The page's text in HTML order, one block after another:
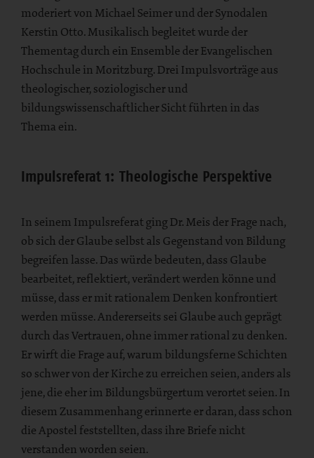
moderiert von Michael Seimer und der Synodalen
Kerstin Otto. Musikalisch begleitet wurde der
Thementag durch ein Ensemble der Evangelischen
Hochschule in Moritzburg. Drei Impulsvorträge aus
theologischer, soziologischer und
bildungswissenschaftlicher Sicht führten in das
Thema ein.
Impulsreferat 1: Theologische Perspektive
In seinem Impulsreferat ging Dr. Meis der Frage nach,
ob sich der Glaube selbst als Gegenstand von Bildung
begreifen lasse. Das würde bedeuten, dass Glaube
bearbeitet, reflektiert, verändert werden könne und
müsse, dass er mit rationalem Denken konfrontiert
werden müsse. Andererseits sei Glaube auch geprägt
durch das Vertrauen, ohne immer rational zu denken.
Er wirft die Frage auf, warum bildungsferne Schichten
so schwer von der Kirche zu erreichen seien, anders als
jene, die eher im Bildungsbürgertum verortet seien. In
diesem Zusammenhang erinnerte er daran, dass schon
die Apostel feststellten, dass ihre Briefe nicht
verstanden worden seien.